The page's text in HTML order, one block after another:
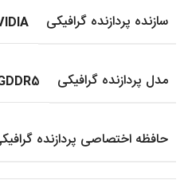
سازنده پردازنده گرافیکی
مدل پردازنده گرافیکی
حافظه اختصاصی پردازنده